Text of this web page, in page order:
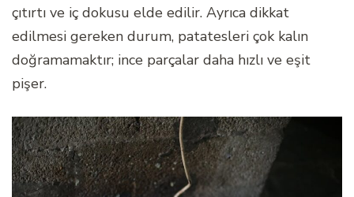
çıtırtı ve iç dokusu elde edilir. Ayrıca dikkat
edilmesi gereken durum, patatesleri çok kalın
doğramamaktır; ince parçalar daha hızlı ve eşit
pişer.